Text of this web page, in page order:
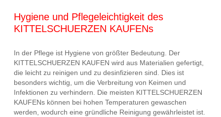
Hygiene und Pflegeleichtigkeit des
KITTELSCHUERZEN KAUFENs
In der Pflege ist Hygiene von größter Bedeutung. Der
KITTELSCHUERZEN KAUFEN wird aus Materialien gefertigt,
die leicht zu reinigen und zu desinfizieren sind. Dies ist
besonders wichtig, um die Verbreitung von Keimen und
Infektionen zu verhindern. Die meisten KITTELSCHUERZEN
KAUFENs können bei hohen Temperaturen gewaschen
werden, wodurch eine gründliche Reinigung gewährleistet ist.